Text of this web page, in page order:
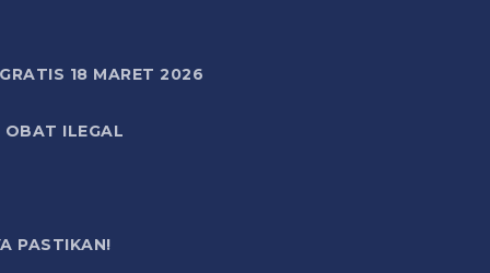
18 MARET 2026
OBAT ILEGAL
PASTIKAN!